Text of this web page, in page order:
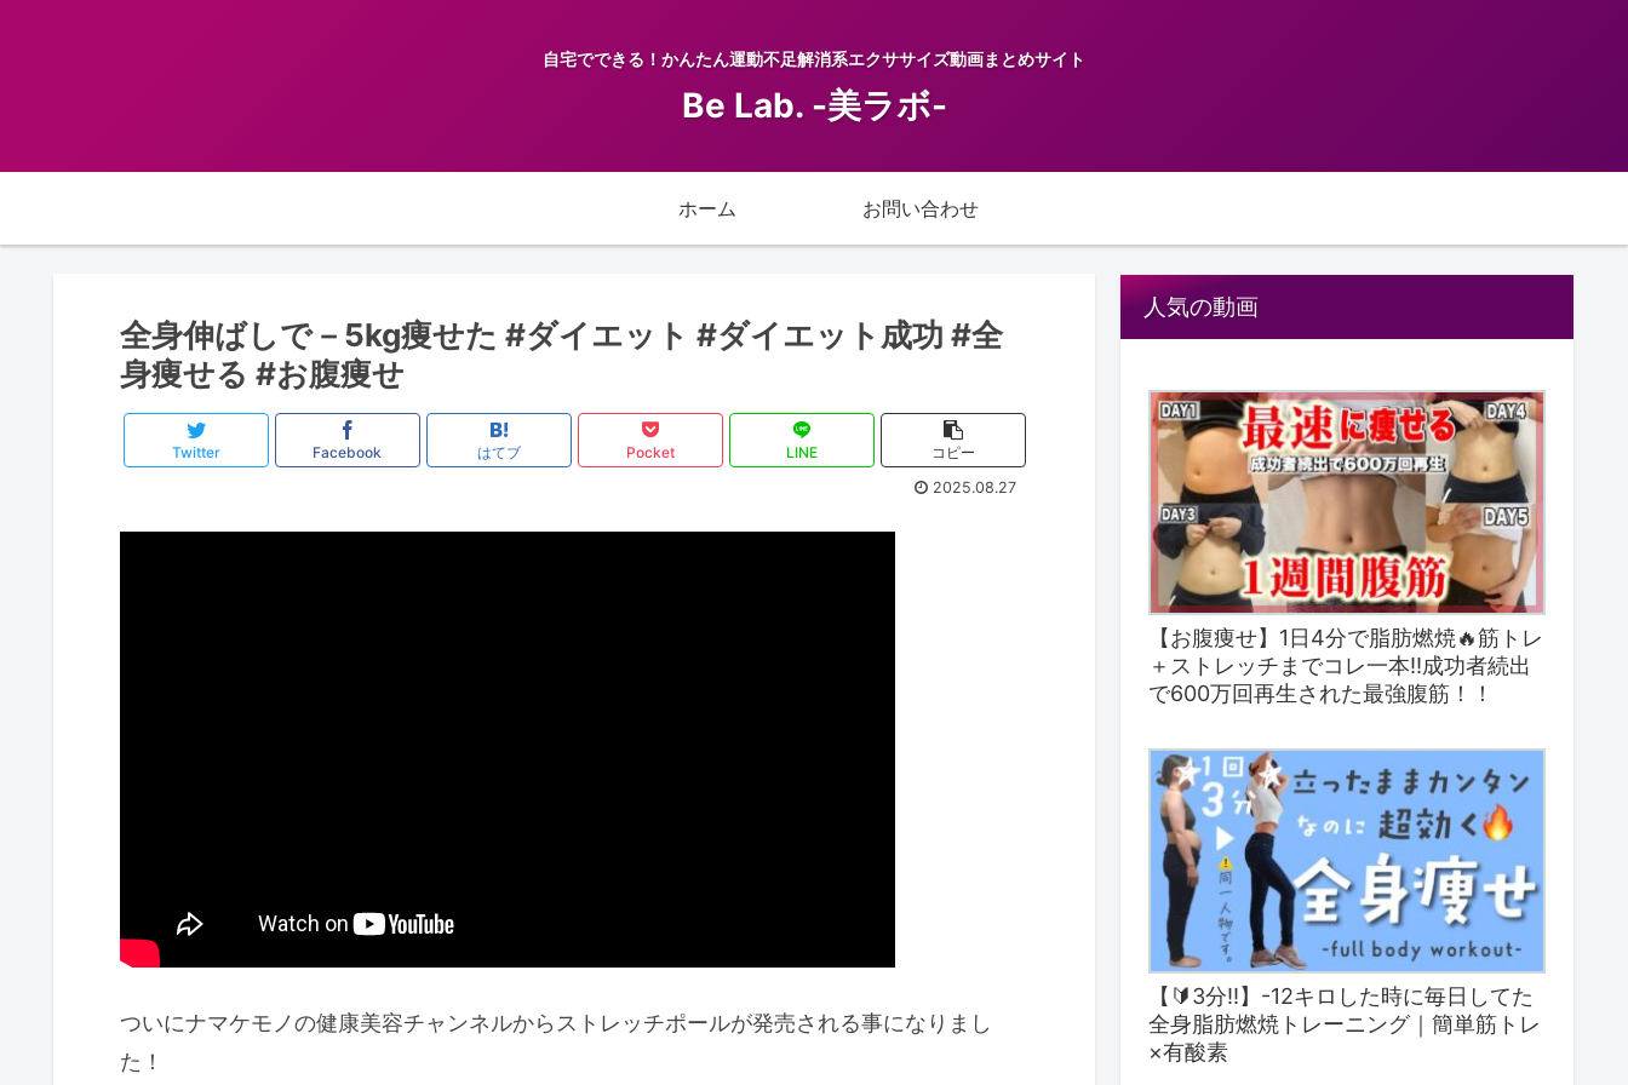
自宅でできる！かんたん運動不足解消系エクササイズ動画まとめサイト
Be Lab. -美ラボ-
ホーム お問い合わせ
全身伸ばしで－5kg痩せた #ダイエット #ダイエット成功 #全
身痩せる #お腹痩せ
Twitter Facebook はてブ Pocket LINE
コピー
2025.08.27
ついにナマケモノの健康美容チャンネルからストレッチポールが発売される事になりまし
た！
人気の動画
【お腹痩せ】1日4分で脂肪燃焼🔥筋トレ
＋ストレッチまでコレ一本‼︎成功者続出
で600万回再生された最強腹筋！！
【🔰3分!!】-12キロした時に毎日してた
全身脂肪燃焼トレーニング｜簡単筋トレ
×有酸素